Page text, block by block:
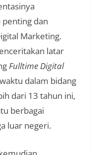
dan
Marketing.
latar
Fulltime Digital
dalam bidang
dari 13 tahun ini,
berbagai
luar negeri.